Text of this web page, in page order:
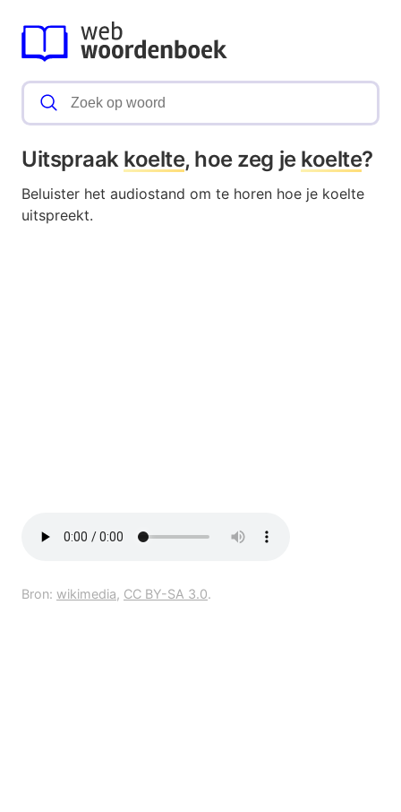
Uitspraak koelte, hoe zeg je koelte?
Beluister het audiostand om te horen hoe je koelte
uitspreekt.
Bron: wikimedia, CC BY-SA 3.0.